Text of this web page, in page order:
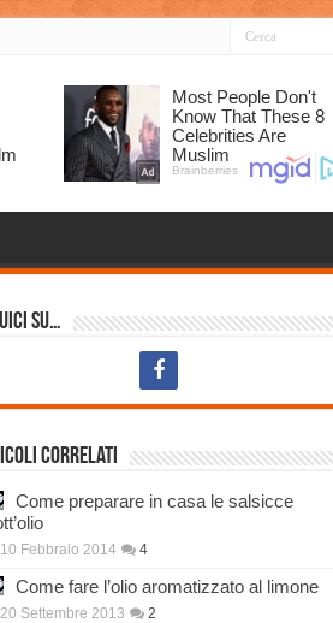
su…
correlati
Come preparare in casa le salsicce
10 Febbraio 2014 4
Come fare l’olio aromatizzato al limone
20 Settembre 2013 2